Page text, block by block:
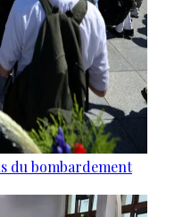
du bombardement